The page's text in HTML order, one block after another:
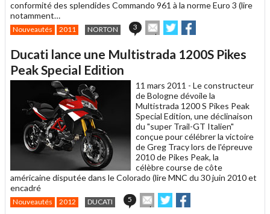
conformité des splendides Commando 961 à la norme Euro 3 (lire
notamment…
Nouveautés 2011 NORTON 3
Envoyer
cet
à
Partager
sur sur
Ducati lance une Multistrada 1200S Pikes
Peak Special Edition
11 mars 2011 - Le constructeur
de Bologne dévoile la
Multistrada 1200 S Pikes Peak
Special Edition, une déclinaison
du "super Trail-GT Italien"
conçue pour célébrer la victoire
de Greg Tracy lors de l'épreuve
2010 de Pikes Peak, la
célèbre course de côte
américaine disputée dans le Colorado (lire MNC du 30 juin 2010 et
encadré
Nouveautés 2012 DUCATI 5
Envoyer
cet
Partager
sur sur